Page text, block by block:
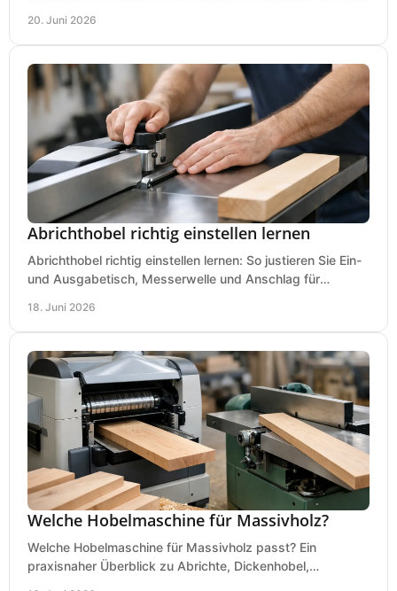
20. Juni 2026
Abrichthobel richtig einstellen lernen
Abrichthobel richtig einstellen lernen: So justieren Sie Ein-
und Ausgabetisch, Messerwelle und Anschlag für
18. Juni 2026
Welche Hobelmaschine für Massivholz?
Welche Hobelmaschine für Massivholz passt? Ein
praxisnaher Überblick zu Abrichte, Dickenhobel,